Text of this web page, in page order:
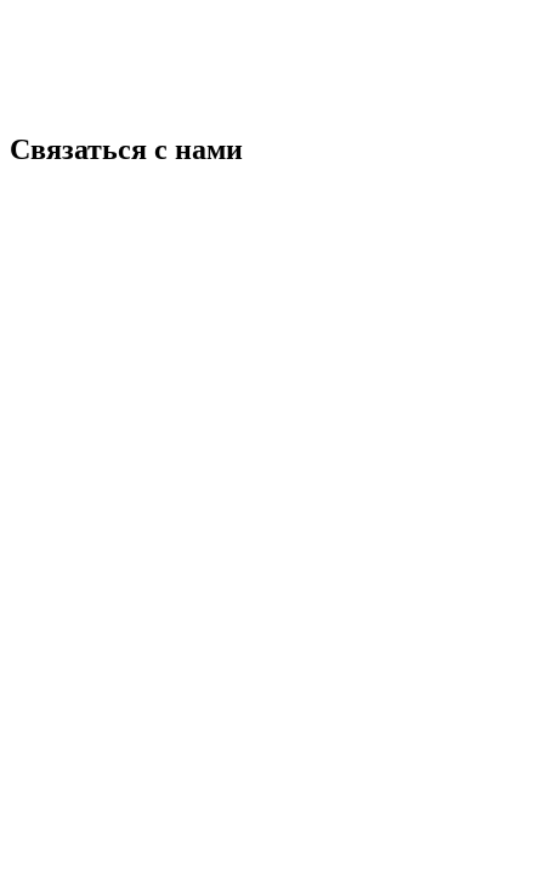
Связаться с нами